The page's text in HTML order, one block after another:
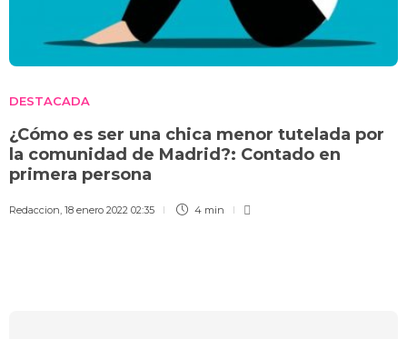
DESTACADA
¿Cómo es ser una chica menor tutelada por
la comunidad de Madrid?: Contado en
primera persona
Redaccion, 18 enero 2022 02:35 4 min